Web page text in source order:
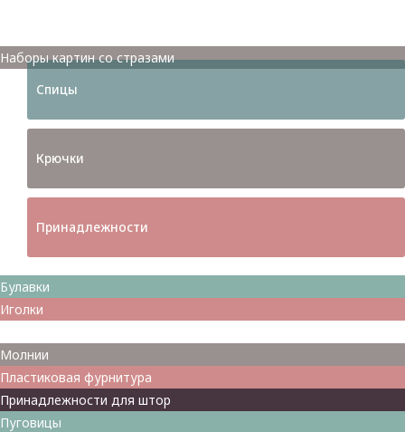
Наборы картин со стразами
Спицы
Крючки
Принадлежности
Булавки
Иголки
Молнии
Пластиковая фурнитура
Принадлежности для штор
Пуговицы